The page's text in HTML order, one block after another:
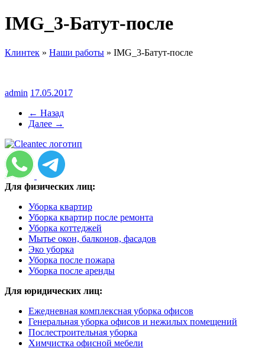
IMG_3-Батут-после
Клинтек » Наши работы » IMG_3-Батут-после
admin 17.05.2017
← Назад
Далее →
Для физических лиц:
Уборка квартир
Уборка квартир после ремонта
Уборка коттеджей
Мытье окон, балконов, фасадов
Эко уборка
Уборка после пожара
Уборка после аренды
Для юридических лиц:
Ежедневная комплексная уборка офисов
Генеральная уборка офисов и нежилых помещений
Послестроительная уборка
Химчистка офисной мебели